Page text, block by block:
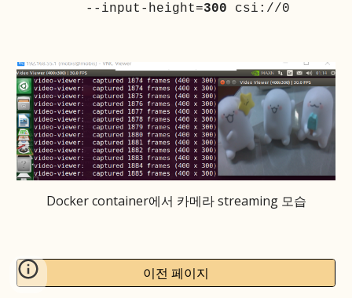
--input-height=300 csi://0
Docker container에서 카메라 streaming 모습
이전 페이지